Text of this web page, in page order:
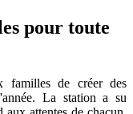
pour toute
familles de créer des
La station a su